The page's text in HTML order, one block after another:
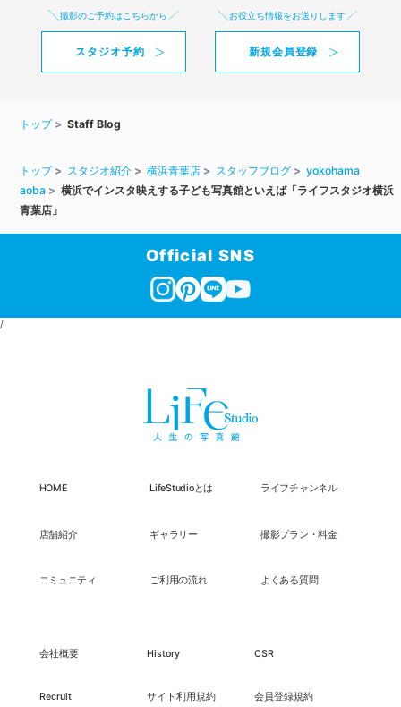
撮影のご予約はこちらから
スタジオ予約
お役立ち情報をお送りします
新規会員登録
トップ Staff Blog
トップ スタジオ紹介 横浜青葉店 スタッフブログ
yokohama
aoba
横浜でインスタ映えする子ども写真館といえば「ライフスタジオ横浜
青葉店」
Official SNS
/
HOME LifeStudioとは ライフチャンネル
店舗紹介 ギャラリー 撮影プラン・料金
コミュニティ ご利用の流れ よくある質問
会社概要 History CSR
Recruit サイト利用規約 会員登録規約